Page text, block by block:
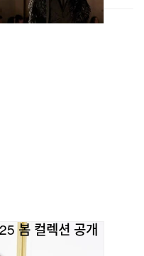
봄 컬렉션 공개